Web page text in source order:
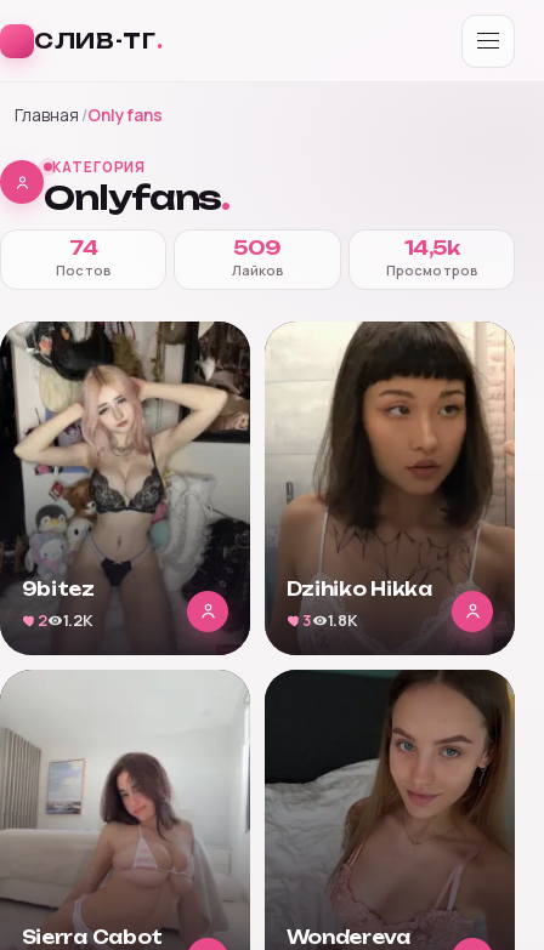
СЛИВ-ТГ.
содержимому
Главная Onlyfans
КАТЕГОРИЯ
Onlyfans.
74
Постов
509
Лайков
14,5k
Просмотров
9bitez
2
1.2K
Dzihiko Hikka
3
1.8K
Sierra Cabot
Wondereva